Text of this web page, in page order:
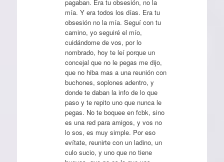
pagaban. Era tu obsesión, no la
mía. Y era todos los días. Era tu
obsesión no la mía. Seguí con tu
camino, yo seguiré el mío,
cuidándome de vos, por lo
nombrado, hoy te leí porque un
concejal que no le pegas me dijo,
que no hiba mas a una reunión con
buchones, soplones adentro, y
donde te daban la info de lo que
paso y te repito uno que nunca le
pegas. No te boquee en fcbk, sino
es una red para amigos, y vos no
lo sos, es muy simple. Por eso
evítate, reunirte con un ladino, un
culo sucio, y uno que no tiene